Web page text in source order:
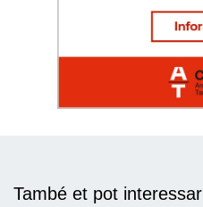
També et pot interessar